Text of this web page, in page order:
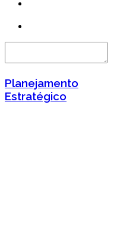
Planejamento
Estratégico